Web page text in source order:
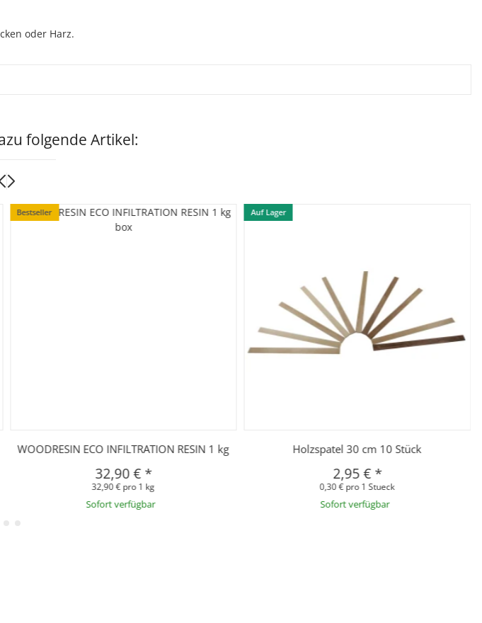
oder Harz.
folgende Artikel:
Bestseller
WOODRESIN ECO INFILTRATION RESIN 1 kg
32,90 €*
32,90 € pro 1 kg
Sofort verfügbar
Auf Lager
Holzspatel 30 cm 10 Stück
2,95 €*
0,30 € pro 1 Stueck
Sofort verfügbar